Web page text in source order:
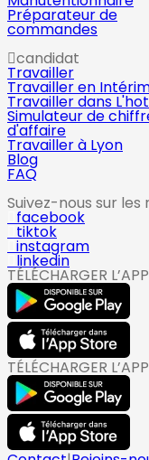
Préparateur de
commandes
candidat
Travailler
Travailler en
Travailler dans
Simulateur de
d'affaire
Travailler à Lyon
Blog
FAQ
Suivez-nous sur les
facebook
tiktok
instagram
linkedin
TÉLÉCHARGER
TÉLÉCHARGER